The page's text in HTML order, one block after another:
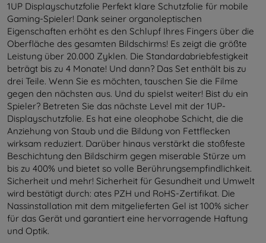
1UP Displayschutzfolie Perfekt klare Schutzfolie für mobile
Gaming-Spieler! Dank seiner organoleptischen
Eigenschaften erhöht es den Schlupf Ihres Fingers über die
Oberfläche des gesamten Bildschirms! Es zeigt die größte
Leistung über 20.000 Zyklen. Die Standardabriebfestigkeit
beträgt bis zu 4 Monate! Und dann? Das Set enthält bis zu
drei Teile. Wenn Sie es möchten, tauschen Sie die Filme
gegen den nächsten aus. Und du spielst weiter! Bist du ein
Spieler? Betreten Sie das nächste Level mit der 1UP-
Displayschutzfolie. Es hat eine oleophobe Schicht, die die
Anziehung von Staub und die Bildung von Fettflecken
wirksam reduziert. Darüber hinaus verstärkt die stoßfeste
Beschichtung den Bildschirm gegen miserable Stürze um
bis zu 400% und bietet so volle Berührungsempfindlichkeit.
Sicherheit und mehr! Sicherheit für Gesundheit und Umwelt
wird bestätigt durch: ates PZH und RoHS-Zertifikat. Die
Nassinstallation mit dem mitgelieferten Gel ist 100% sicher
für das Gerät und garantiert eine hervorragende Haftung
und Optik.